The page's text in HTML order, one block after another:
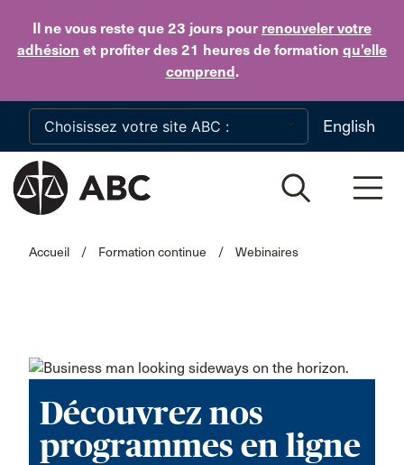
Il ne vous reste que 23 jours pour renouveler votre
adhésion et profiter des 21 heures de formation qu’elle
comprend.
Skip to main content
English
Accueil / Formation continue / Webinaires
Découvrez nos
programmes en ligne